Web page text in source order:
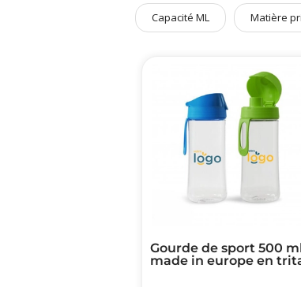
PLV & Mobiliers PubCapacité ML Matière
Gourde de sport 500
made in europe en